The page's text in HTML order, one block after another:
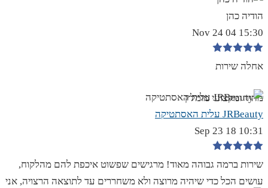
הודיה כהן
15:30 04 Nov 24
אחלה שירות
מהיר ומקצועי מומלץ
JRBeauty עלית האסתטיקה
10:31 18 Sep 23
שירות ברמה גבוהה מאוד! מרגישים שפשוט איכפת להם מהלקוח,
עושים הכל כדי שיהיה מרוצה ולא משחררים עד לתוצאה הרצויה, אני